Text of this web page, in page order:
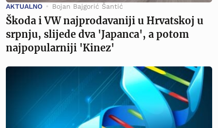
AKTUALNO Bojan Bajgorić Šantić
Škoda i VW najprodavaniji u Hrvatskoj u
srpnju, slijede dva 'Japanca', a potom
najpopularniji 'Kinez'